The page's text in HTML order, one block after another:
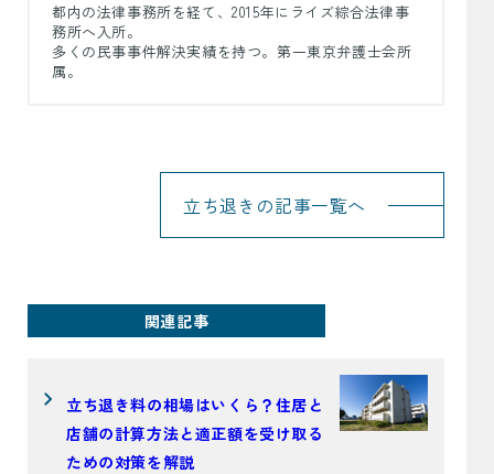
都内の法律事務所を経て、2015年にライズ綜合法律事
務所へ入所。
多くの民事事件解決実績を持つ。第一東京弁護士会所
属。
立ち退きの記事一覧へ
関連記事
立ち退き料の相場はいくら？住居と
店舗の計算方法と適正額を受け取る
ための対策を解説